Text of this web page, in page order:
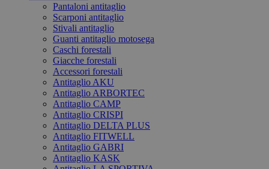
Pantaloni antitaglio
Scarponi antitaglio
Stivali antitaglio
Guanti antitaglio motosega
Caschi forestali
Giacche forestali
Accessori forestali
Antitaglio AKU
Antitaglio ARBORTEC
Antitaglio CAMP
Antitaglio CRISPI
Antitaglio DELTA PLUS
Antitaglio FITWELL
Antitaglio GABRI
Antitaglio KASK